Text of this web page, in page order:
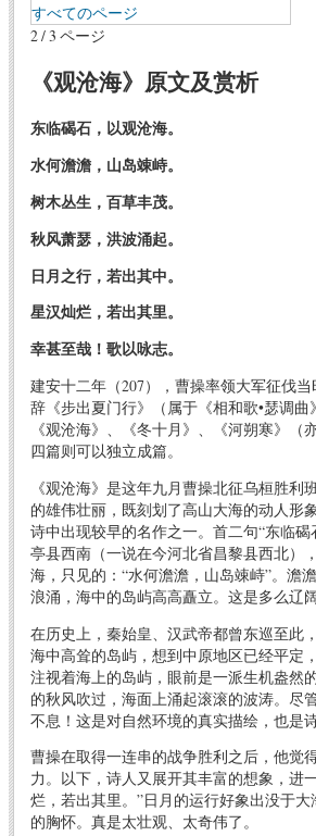
すべてのページ
2 / 3 ページ
《观沧海》原文及赏析
东临碣石，以观沧海。
水何澹澹，山岛竦峙。
树木丛生，百草丰茂。
秋风萧瑟，洪波涌起。
日月之行，若出其中。
星汉灿烂，若出其里。
幸甚至哉！歌以咏志。
建安十二年（207），曹操率领大军征伐
辞《步出夏门行》（属于《相和歌•瑟调
《观沧海》、《冬十月》、《河朔寒》
四篇则可以独立成篇。
《观沧海》是这年九月曹操北征乌桓胜
的雄伟壮丽，既刻划了高山大海的动人形
诗中出现较早的名作之一。首二句“东临
亭县西南（一说在今河北省昌黎县西北）
海，只见的：“水何澹澹，山岛竦峙”。澹
浪涌，海中的岛屿高高矗立。这是多么辽
在历史上，秦始皇、汉武帝都曾东巡至此
海中高耸的岛屿，想到中原地区已经平定
注视着海上的岛屿，眼前是一派生机盎然
的秋风吹过，海面上涌起滚滚的波涛。尽
不息！这是对自然环境的真实描绘，也是
曹操在取得一连串的战争胜利之后，他觉
力。以下，诗人又展开其丰富的想象，进
烂，若出其里。”日月的运行好象出没于
的胸怀。真是太壮观、太奇伟了。